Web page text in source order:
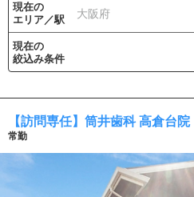
現在の
エリア／駅
大阪府
現在の
絞込み条件
【訪問専任】筒井歯科 高倉台院
常勤